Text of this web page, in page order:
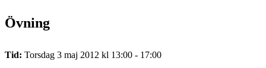
Övning
Tid: Torsdag 3 maj 2012 kl 13:00 - 17:00